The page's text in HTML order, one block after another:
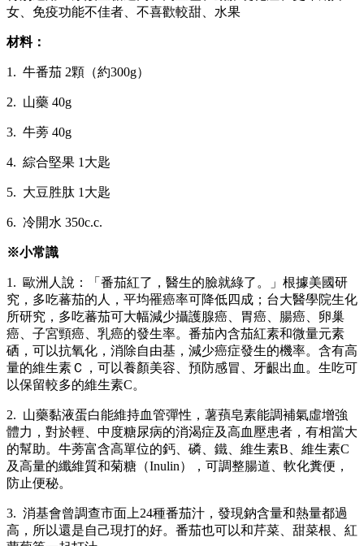
女、免疫功能不佳者、不喜歡較甜、水果
材料：
1. 牛番茄 2顆（約300g）
2. 山藥 40g
3. 牛蒡 40g
4. 綜合堅果 1大匙
5. 大豆胜肽 1大匙
6. 冷開水 350c.c.
※小常識
1. 歐洲人說：「番茄紅了，醫生的臉就綠了。」根據美國研
究，多吃蕃茄的人，平均罹癌率可降低四成；台大醫學院生化
所研究，多吃蕃茄可大幅減少攝護腺癌、胃癌、腸癌、卵巢
癌、子宮頸癌、乳癌的發生率。番茄內含茄紅素和微量元素
硒，可以抗氧化，消除自由基，減少癌症發生的機率。含有高
量的維生素Ｃ，可以養顏美容、預防感冒、牙齦出血。生吃可
以保留較多的維生素C。
2. 山藥黏液蛋白能維持血管彈性，薯蕷皂素能調補氣虛增強
體力，對於輕、中度糖尿病的消渴症及高血壓患者，有相當大
的幫助。牛蒡富含高單位的鈣、磷、鐵、維生素B、維生素C
及高量的纖維質和菊糖（Inulin），可調整腸道、軟化糞便，
防止便秘。
3. 消基會曾調查市面上24種番茄汁，發現鈉含量和熱量都過
高，所以還是自己現打的好。番茄也可以和芹菜、甜菜根、紅